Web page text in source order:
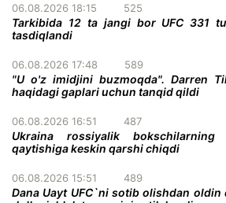
06.08.2026 18:15 525
Tarkibida 12 ta jangi bor UFC 331
tasdiqlandi
06.08.2026 17:48 589
"U o'z imidjini buzmoqda". Darren
haqidagi gaplari uchun tanqid qildi
06.08.2026 16:51 487
Ukraina rossiyalik
qaytishiga keskin qarshi chiqdi
06.08.2026 15:51 489
Dana Uayt UFC`ni sotib olishdan